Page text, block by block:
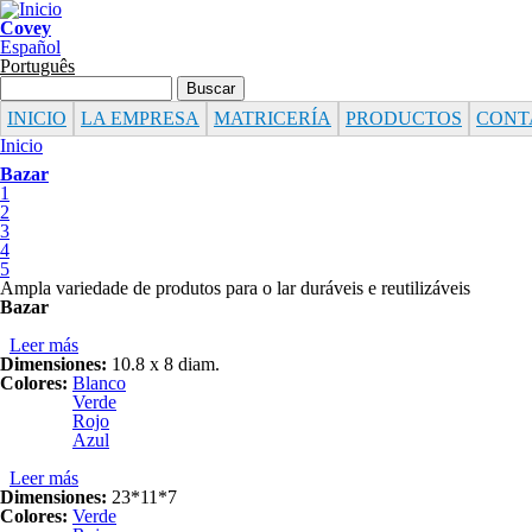
Pasar al contenido principal
Covey
Español
Português
Formulario de búsqueda
INICIO
LA EMPRESA MATRICERÍA PRODUCTOS
Se encuentra usted aquí
Inicio
Bazar
1
2
3
4
5
Ampla variedade de produtos para o lar duráveis e reutilizáveis
Bazar
Leer más
Dimensiones: 10.8 x 8 diam.
Colores: Blanco
Verde
Rojo
Azul
Leer más
Dimensiones: 23*11*7
Colores: Verde